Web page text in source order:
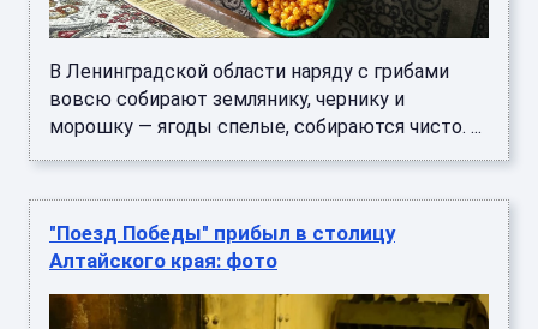
В Ленинградской области наряду с грибами
вовсю собирают землянику, чернику и
морошку — ягоды спелые, собираются чисто. ...
"Поезд Победы" прибыл в столицу
Алтайского края: фото